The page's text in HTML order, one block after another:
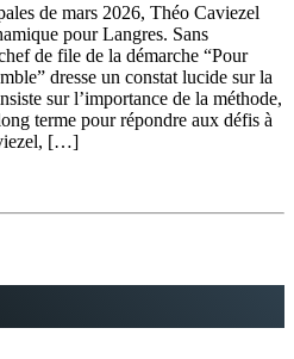
de mars 2026, Théo Caviezel
pour Langres. Sans
de file de la démarche “Pour
dresse un constat lucide sur la
sur l’importance de la méthode,
terme pour répondre aux défis à
[…]